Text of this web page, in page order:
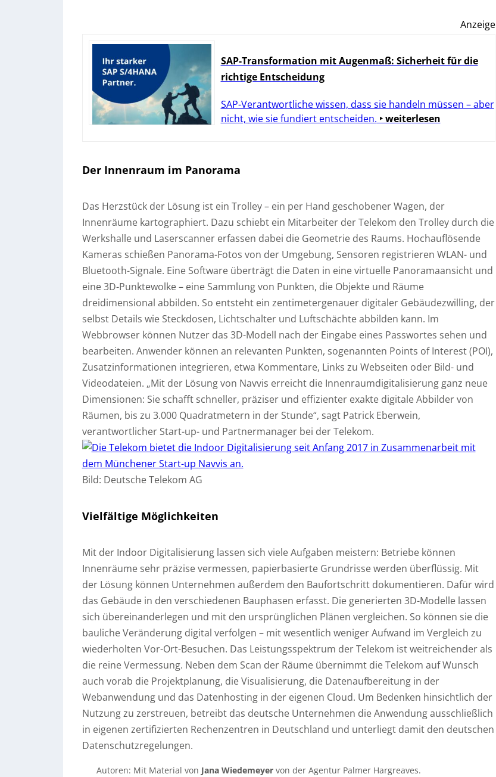
Anzeige
SAP-Transformation mit Augenmaß: Sicherheit für die
richtige Entscheidung
SAP-Verantwortliche wissen, dass sie handeln müssen – aber
nicht, wie sie fundiert entscheiden. ‣ weiterlesen
Der Innenraum im Panorama
Das Herzstück der Lösung ist ein Trolley – ein per Hand geschobener Wagen, der
Innenräume kartographiert. Dazu schiebt ein Mitarbeiter der Telekom den Trolley durch die
Werkshalle und Laserscanner erfassen dabei die Geometrie des Raums. Hochauflösende
Kameras schießen Panorama-Fotos von der Umgebung, Sensoren registrieren WLAN- und
Bluetooth-Signale. Eine Software überträgt die Daten in eine virtuelle Panoramaansicht und
eine 3D-Punktewolke – eine Sammlung von Punkten, die Objekte und Räume
dreidimensional abbilden. So entsteht ein zentimetergenauer digitaler Gebäudezwilling, der
selbst Details wie Steckdosen, Lichtschalter und Luftschächte abbilden kann. Im
Webbrowser können Nutzer das 3D-Modell nach der Eingabe eines Passwortes sehen und
bearbeiten. Anwender können an relevanten Punkten, sogenannten Points of Interest (POI),
Zusatzinformationen integrieren, etwa Kommentare, Links zu Webseiten oder Bild- und
Videodateien. „Mit der Lösung von Navvis erreicht die Innenraumdigitalisierung ganz neue
Dimensionen: Sie schafft schneller, präziser und effizienter exakte digitale Abbilder von
Räumen, bis zu 3.000 Quadratmetern in der Stunde“, sagt Patrick Eberwein,
verantwortlicher Start-up- und Partnermanager bei der Telekom.
Bild: Deutsche Telekom AG
Vielfältige Möglichkeiten
Mit der Indoor Digitalisierung lassen sich viele Aufgaben meistern: Betriebe können
Innenräume sehr präzise vermessen, papierbasierte Grundrisse werden überflüssig. Mit
der Lösung können Unternehmen außerdem den Baufortschritt dokumentieren. Dafür wird
das Gebäude in den verschiedenen Bauphasen erfasst. Die generierten 3D-Modelle lassen
sich übereinanderlegen und mit den ursprünglichen Plänen vergleichen. So können sie die
bauliche Veränderung digital verfolgen – mit wesentlich weniger Aufwand im Vergleich zu
wiederholten Vor-Ort-Besuchen. Das Leistungsspektrum der Telekom ist weitreichender als
die reine Vermessung. Neben dem Scan der Räume übernimmt die Telekom auf Wunsch
auch vorab die Projektplanung, die Visualisierung, die Datenaufbereitung in der
Webanwendung und das Datenhosting in der eigenen Cloud. Um Bedenken hinsichtlich der
Nutzung zu zerstreuen, betreibt das deutsche Unternehmen die Anwendung ausschließlich
in eigenen zertifizierten Rechenzentren in Deutschland und unterliegt damit den deutschen
Datenschutzregelungen.
Autoren: Mit Material von Jana Wiedemeyervon der Agentur Palmer Hargreaves.